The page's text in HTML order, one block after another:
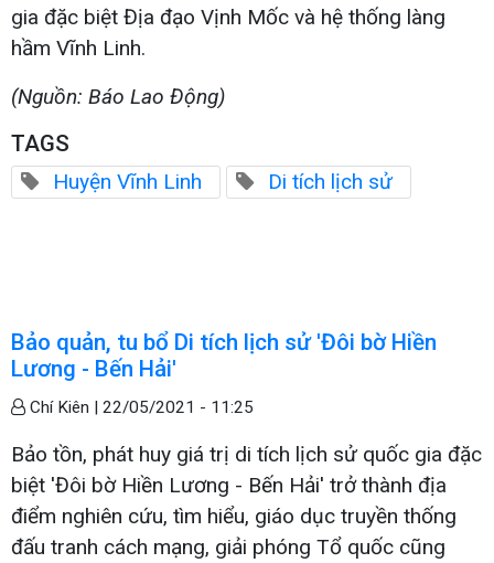
gia đặc biệt Địa đạo Vịnh Mốc và hệ thống làng
hầm Vĩnh Linh.
(Nguồn: Báo Lao Động)
TAGS
Huyện Vĩnh Linh Di tích lịch sử
Bảo quản, tu bổ Di tích lịch sử 'Đôi bờ Hiền
Lương - Bến Hải'
Chí Kiên | 22/05/2021 - 11:25
Bảo tồn, phát huy giá trị di tích lịch sử quốc gia đặc
biệt 'Đôi bờ Hiền Lương - Bến Hải' trở thành địa
điểm nghiên cứu, tìm hiểu, giáo dục truyền thống
đấu tranh cách mạng, giải phóng Tổ quốc cũng